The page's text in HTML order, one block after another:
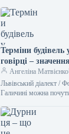
Терміни будівель
говірці –
“двірець”,
“кнайпа”
Ангеліна Матвієнко
Львівський діалект /
Галичині можна
спантеличити навіть
мандрівника.…